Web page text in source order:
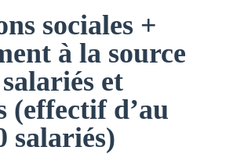
sociales +
à la source
et
(effectif d’au
salariés)